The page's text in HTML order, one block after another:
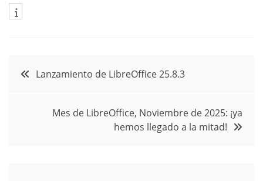
Navegación
entradas
Lanzamiento de LibreOffice 25.8.3
Mes de LibreOffice, Noviembre de 2025: ¡ya
hemos llegado a la mitad!